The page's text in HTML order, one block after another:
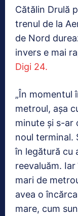
Cătălin Drulă
trenul de la
de Nord
invers e mai
Digi 24.
„În momentul
metroul, așa
minute și s-ar
noul terminal.
în legătură cu
reevaluăm.
mari de
avea o
mare, cum